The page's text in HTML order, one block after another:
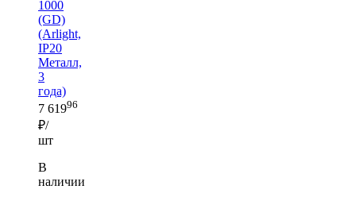
1000
(GD)
(Arlight,
IP20
Металл,
3
года)
7 61996
₽/
шт
В
наличии